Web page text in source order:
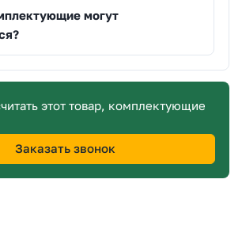
могут
этот товар, комплектующие
Заказать звонок